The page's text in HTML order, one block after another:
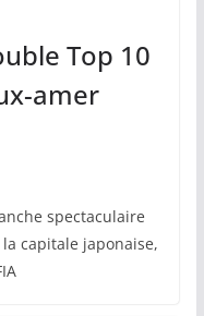
Top 10
amer
spectaculaire
capitale japonaise,